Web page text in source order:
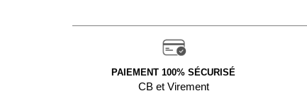
PAIEMENT 100% SÉCURISÉ
CB et Virement